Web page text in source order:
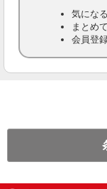
気にな
まとめ
会員登